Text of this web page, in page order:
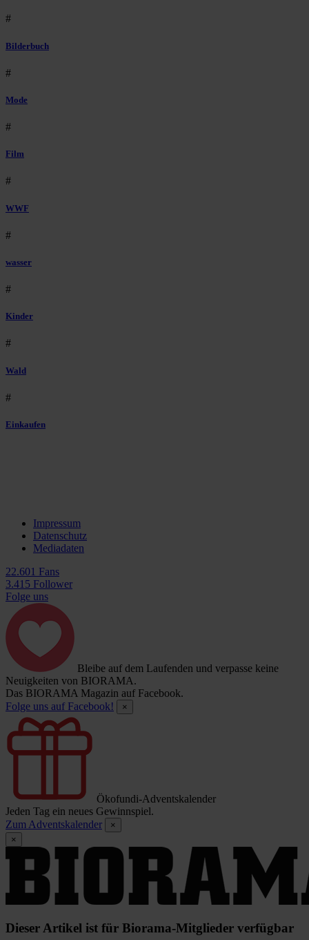
#
Bilderbuch
#
Mode
#
Film
#
WWF
#
wasser
#
Kinder
#
Wald
#
Einkaufen
Impressum
Datenschutz
Mediadaten
22.601 Fans
3.415 Follower
Folge uns
Bleibe auf dem Laufenden und verpasse keine
Neuigkeiten von BIORAMA.
Das BIORAMA Magazin auf Facebook.
Folge uns auf Facebook!
×
Ökofundi-Adventskalender
Jeden Tag ein neues Gewinnspiel.
Zum Adventskalender
×
×
Dieser Artikel ist für Biorama-Mitglieder verfügbar